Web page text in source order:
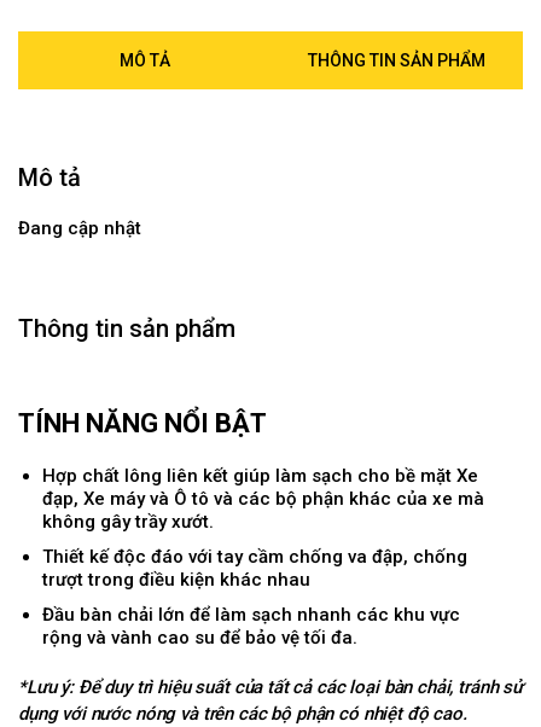
MÔ TẢ THÔNG TIN SẢN PHẨM
Mô tả
Đang cập nhật
Thông tin sản phẩm
TÍNH NĂNG NỔI BẬT
Hợp chất lông liên kết giúp làm sạch cho bề mặt Xe
đạp, Xe máy và Ô tô và các bộ phận khác của xe mà
không gây trầy xướt.
Thiết kế độc đáo với tay cầm chống va đập, chống
trượt trong điều kiện khác nhau
Đầu bàn chải lớn để làm sạch nhanh các khu vực
rộng và vành cao su để bảo vệ tối đa.
*Lưu ý: Để duy trì hiệu suất của tất cả các loại bàn chải, tránh sử
dụng với nước nóng và trên các bộ phận có nhiệt độ cao.